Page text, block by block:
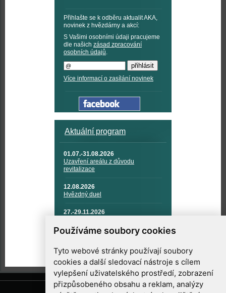
Používáme soubory cookies
Tyto webové stránky používají soubory
cookies a další sledovací nástroje s cílem
vylepšení uživatelského prostředí, zobrazení
přizpůsobeného obsahu a reklam, analýzy
Přihlašte se k odběru aktualit AKA,
novinek z hvězdárny a akcí:
S Vašimi osobními údaji pracujeme
dle našich zásad zpracování
osobních údajů.
Více informací o zasílání novinek
Aktuální program
01.07.-31.08.2026
Uzavření areálu z důvodu
revitalizace
12.08.2026
Hvězdný duel
27.-29.11.2026
TECHNIKA A KOSMICKÉ
TECHNOLOGIE